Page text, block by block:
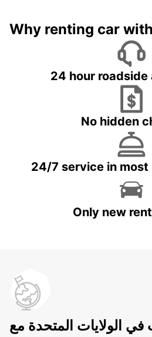
Why renting car
24 hour roadside
No hidden
24/7 service in
Only new
في الولايات المتحدة مع